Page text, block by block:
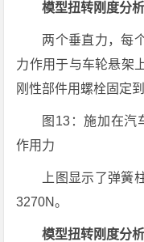
模型扭转刚度分析
两个垂直力，每
力作用于与车轮悬架
刚性部件用螺栓固定
图13：施加在汽
作用力
上图显示了弹簧
3270N。
模型扭转刚度分